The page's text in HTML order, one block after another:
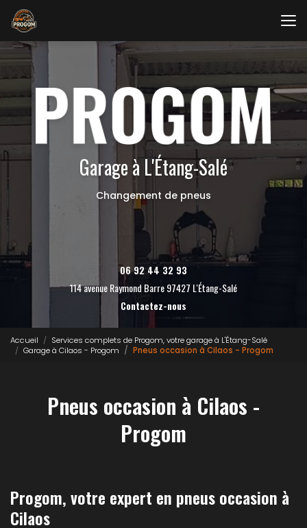
au
contenu
principal
Garage à L'Étang-Salé
Changement de pneus
06 92 44 32 93
114 avenue Raymond Barre 97427 L'Étang-Salé
Contactez-nous
Accueil
Services complets de Progom, votre garage à L'Étang-Salé
Garage à Cilaos - Progom
Pneus occasion à Cilaos - Progom
Pneus occasion à Cilaos -
Progom
Progom, votre expert en pneus occasion à
Cilaos